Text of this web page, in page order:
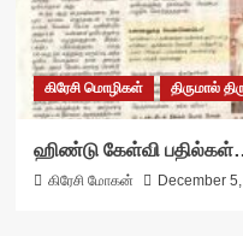
கிரேசி மொழிகள் திருமால்
ஹிண்டு கேள்வி
கிரேசி மோகன் December